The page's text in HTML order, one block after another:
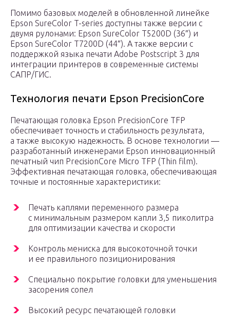
Помимо базовых моделей в обновленной линейке
Epson SureColor T-series доступны также версии с
двумя рулонами: Epson SureColor T5200D (36″) и
Epson SureColor T7200D (44″). А также версии с
поддержкой языка печати Adobe Postscript 3 для
интеграции принтеров в современные системы
САПР/ГИС.
Технология печати Epson PrecisionCore
Печатающая головка Epson PrecisionCore TFP
обеспечивает точность и стабильность результата,
а также высокую надежность. В основе технологии —
разработанный инженерами Epson инновационный
печатный чип PrecisionCore Micro TFP (Thin film).
Эффективная печатающая головка, обеспечивающая
точные и постоянные характеристики:
Печать каплями переменного размера
с минимальным размером капли 3,5 пиколитра
для оптимизации качества и скорости
Контроль мениска для высокоточной точки
и ее правильного позиционирования
Специально покрытие головки для уменьшения
засорения сопел
Высокий ресурс печатающей головки